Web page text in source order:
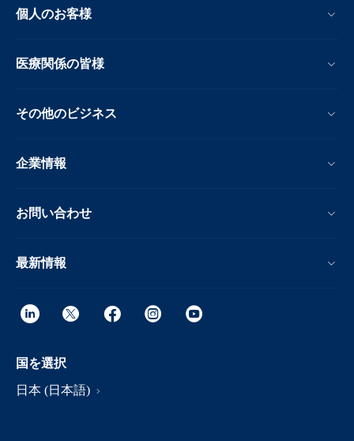
個人のお客様
医療関係の皆様
その他のビジネス
企業情報
お問い合わせ
最新情報
国を選択
日本 (日本語)